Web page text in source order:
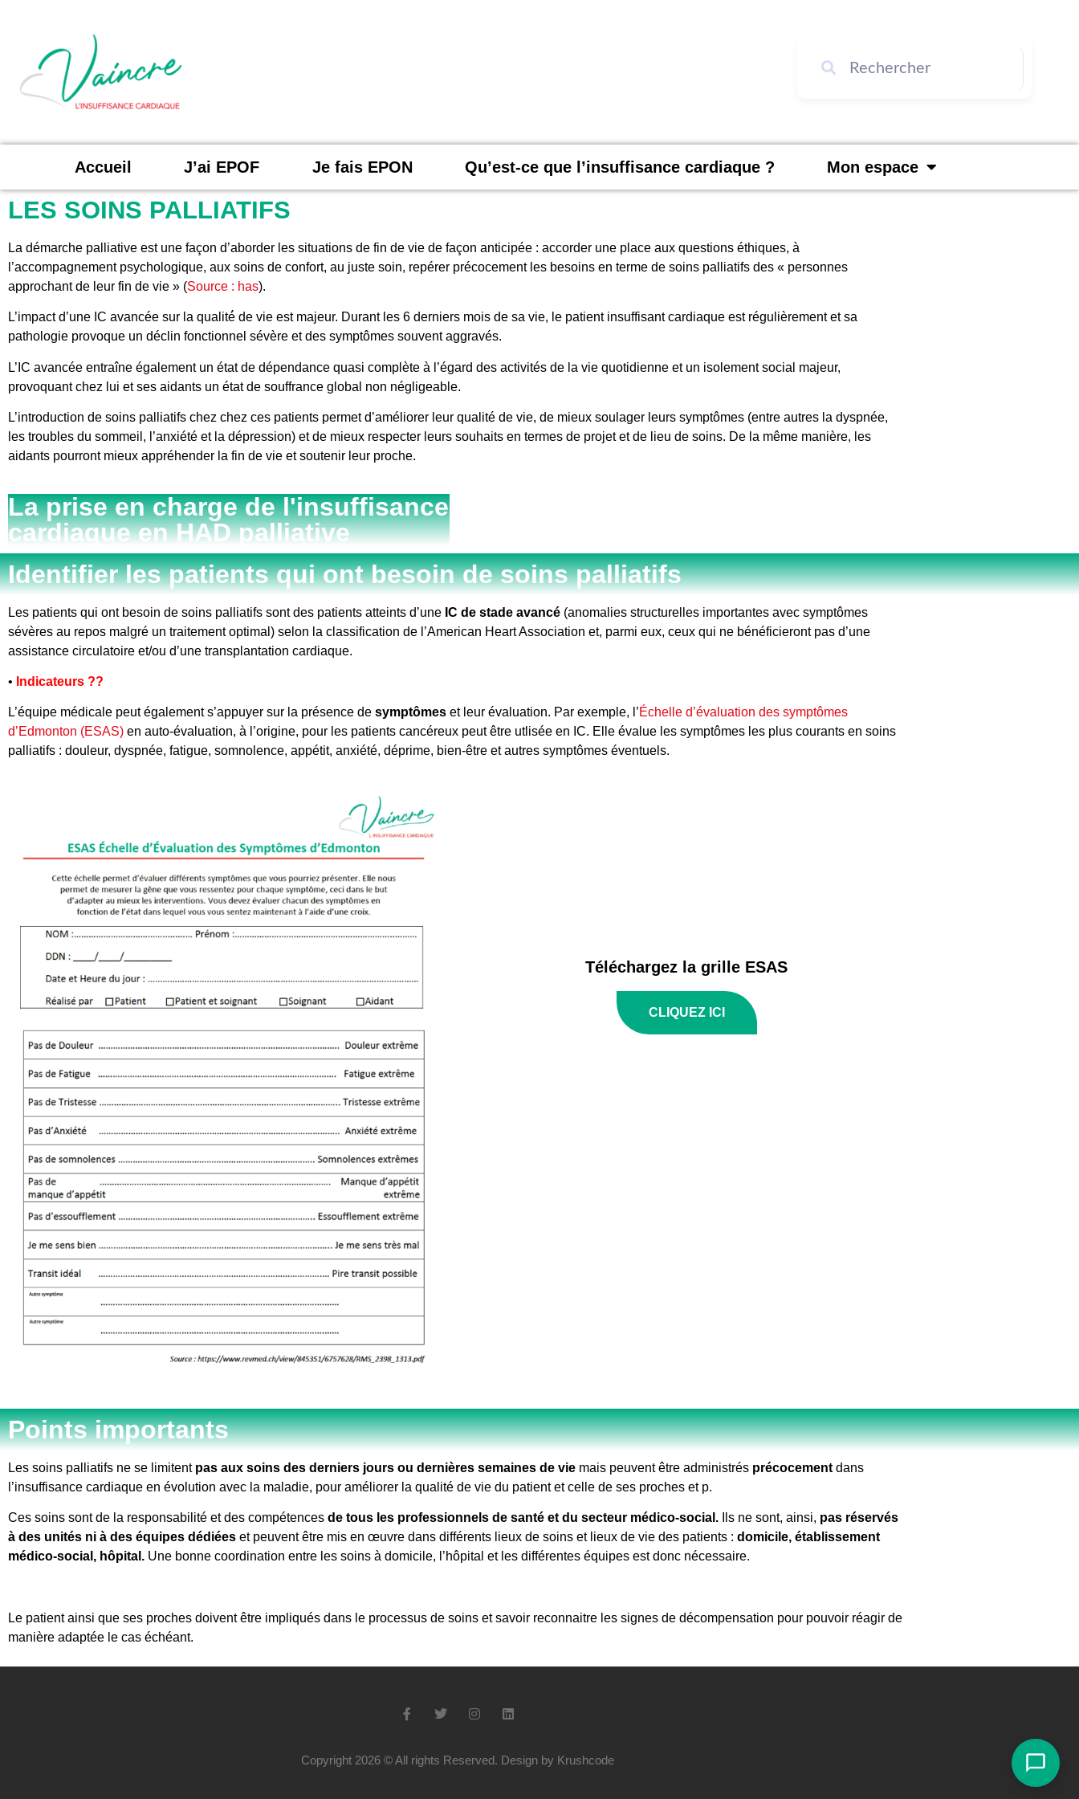
Accueil J’ai EPOF Je fais EPON Qu’est-ce que l’insuffisance cardiaque ? Mon espace
LES SOINS PALLIATIFS
La démarche palliative est une façon d’aborder les situations de fin de vie de façon anticipée : accorder une place aux questions éthiques, à
l’accompagnement psychologique, aux soins de confort, au juste soin, repérer précocement les besoins en terme de soins palliatifs des « personnes
approchant de leur fin de vie » (Source : has).
L’impact d’une IC avancée sur la qualité́ de vie est majeur. Durant les 6 derniers mois de sa vie, le patient insuffisant cardiaque est régulièrement et sa
pathologie provoque un déclin fonctionnel sévère et des symptômes souvent aggravés.
L’IC avancée entraîne également un état de dépendance quasi complète à l’égard des activités de la vie quotidienne et un isolement social majeur,
provoquant chez lui et ses aidants un état de souffrance global non négligeable.
L’introduction de soins palliatifs chez chez ces patients permet d’améliorer leur qualité de vie, de mieux soulager leurs symptômes (entre autres la dyspnée,
les troubles du sommeil, l’anxiété et la dépression) et de mieux respecter leurs souhaits en termes de projet et de lieu de soins. De la même manière, les
aidants pourront mieux appréhender la fin de vie et soutenir leur proche.
La prise en charge de l'insuffisance
cardiaque en HAD palliative
Identifier les patients qui ont besoin de soins palliatifs
Les patients qui ont besoin de soins palliatifs sont des patients atteints d’une IC de stade avancé (anomalies structurelles importantes avec symptômes
sévères au repos malgré un traitement optimal) selon la classification de l’American Heart Association et, parmi eux, ceux qui ne bénéficieront pas d’une
assistance circulatoire et/ou d’une transplantation cardiaque.
• Indicateurs ??
L’équipe médicale peut également s’appuyer sur la présence de symptômes et leur évaluation. Par exemple, l’Échelle d’évaluation des symptômes
d’Edmonton (ESAS) en auto-évaluation, à l’origine, pour les patients cancéreux peut être utlisée en IC. Elle évalue les symptômes les plus courants en soins
palliatifs : douleur, dyspnée, fatigue, somnolence, appétit, anxiété, déprime, bien-être et autres symptômes éventuels.
Téléchargez la grille ESAS
CLIQUEZ ICI
Points importants
Les soins palliatifs ne se limitent pas aux soins des derniers jours ou dernières semaines de vie mais peuvent être administrés précocement dans
l’insuffisance cardiaque en évolution avec la maladie, pour améliorer la qualité de vie du patient et celle de ses proches et p.
Ces soins sont de la responsabilité et des compétences de tous les professionnels de santé et du secteur médico-social. Ils ne sont, ainsi, pas réservés
à des unités ni à des équipes dédiées et peuvent être mis en œuvre dans différents lieux de soins et lieux de vie des patients : domicile, établissement
médico-social, hôpital. Une bonne coordination entre les soins à domicile, l’hôpital et les différentes équipes est donc nécessaire.
Le patient ainsi que ses proches doivent être impliqués dans le processus de soins et savoir reconnaitre les signes de décompensation pour pouvoir réagir de
manière adaptée le cas échéant.
Copyright 2026 © All rights Reserved. Design by Krushcode